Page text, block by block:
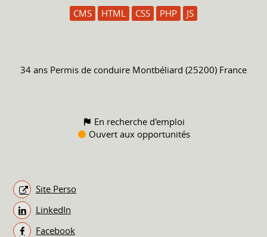
CMS HTML CSS PHP JS
34 ans Permis de conduire Montbéliard (25200) France
En recherche d'emploi
Ouvert aux opportunités
Site Perso
LinkedIn
Facebook